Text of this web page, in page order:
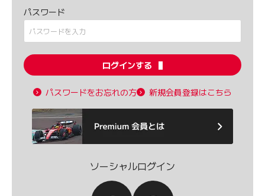
パスワード
ログインする
パスワードをお忘れの方 新規会員登録はこちら
ソーシャルログイン